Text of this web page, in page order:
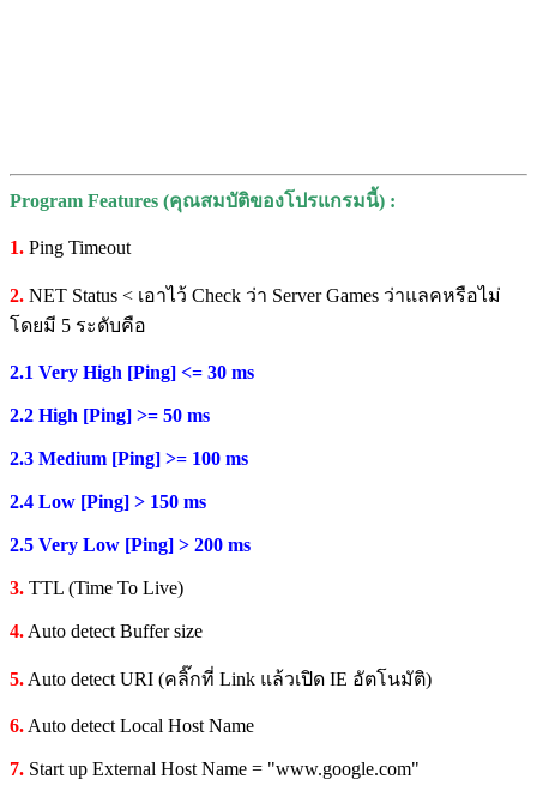
Program Features (คุณสมบัติของโปรแกรมนี้) :
1. Ping Timeout
2. NET Status < เอาไว้ Check ว่า Server Games ว่าแลคหรือไม่
โดยมี 5 ระดับคือ
2.1 Very High [Ping] <= 30 ms
2.2 High [Ping] >= 50 ms
2.3 Medium [Ping] >= 100 ms
2.4 Low [Ping] > 150 ms
2.5 Very Low [Ping] > 200 ms
3. TTL (Time To Live)
4.Auto detect Buffer size
5.Auto detect URI (คลิ๊กที่ Link แล้วเปิด IE อัตโนมัติ)
6.Auto detect Local Host Name
7. Start up External Host Name = "www.google.com"